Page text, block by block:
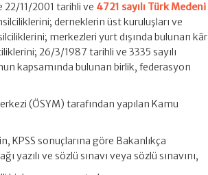
22/11/2001 tarihli ve 4721 sayılı Türk Medeni
derneklerin üst kuruluşları ve
merkezleri yurt dışında bulunan kâr
26/3/1987 tarihli ve 3335 sayılı
kapsamında bulunan birlik, federasyon
(ÖSYM) tarafından yapılan Kamu
KPSS sonuçlarına göre Bakanlıkça
yazılı ve sözlü sınavı veya sözlü sınavını,